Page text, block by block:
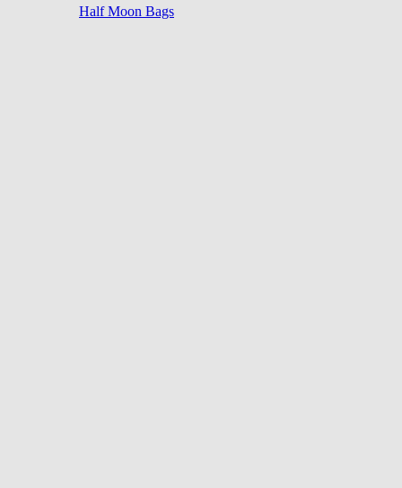
Half Moon Bags